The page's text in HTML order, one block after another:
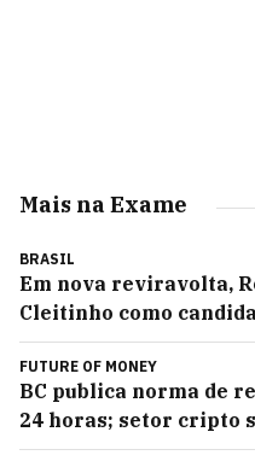
Mais na Exame
BRASIL
Em nova reviravolta,
Cleitinho como
FUTURE OF MONEY
BC publica norma de
24 horas; setor cripto